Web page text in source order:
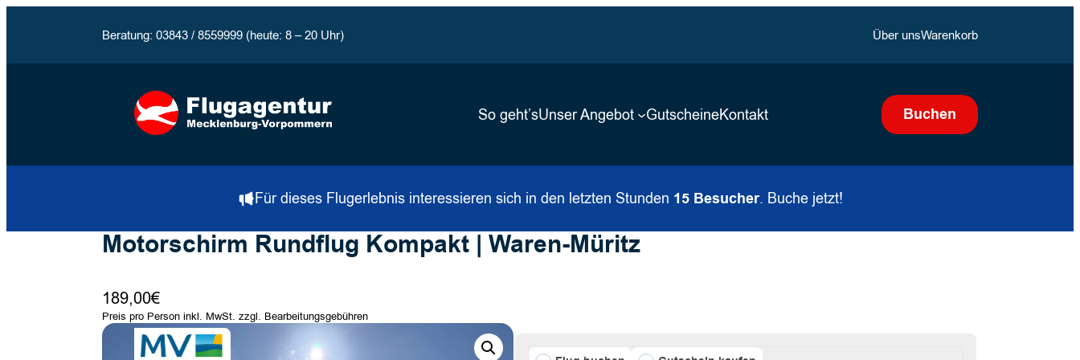
Beratung: 03843 / 8559999 (heute: 8 – 20 Uhr) Über unsWarenkorb
So geht’sUnser Angebot GutscheineKontakt Buchen
Für dieses Flugerlebnis interessieren sich in den letzten Stunden 15 Besucher. Buche jetzt!
Motorschirm Rundflug Kompakt | Waren-Müritz
189,00€
Preis pro Person inkl. MwSt. zzgl. Bearbeitungsgebühren